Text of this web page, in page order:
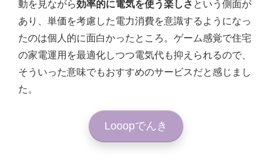
動を見ながら効率的に電気を使う楽しさ という側面が
あり、単価を考慮した電力消費を意識するようになっ
たのは個人的に面白かったところ。ゲーム感覚で住宅
の家電運用を最適化しつつ電気代も抑えられるので、
そういった意味でもおすすめのサービスだと感じまし
た。
Looopでんき